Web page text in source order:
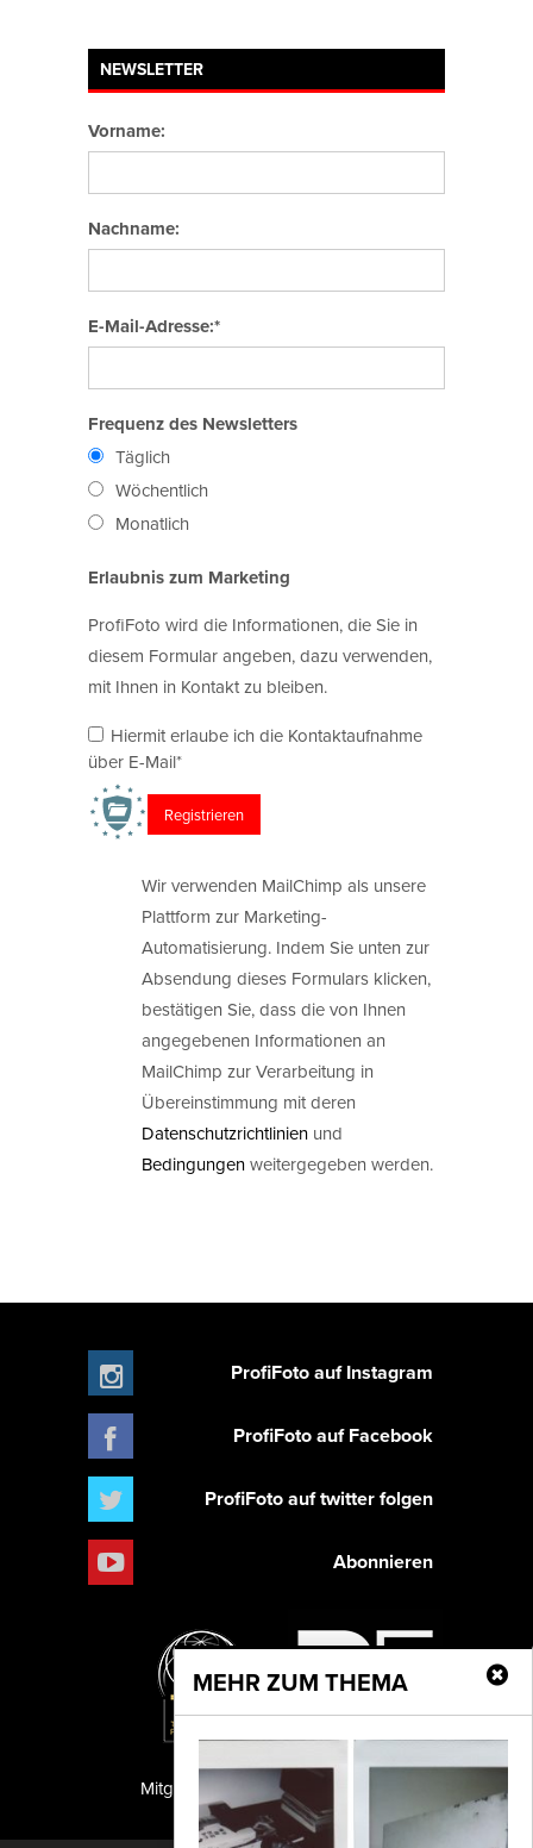
NEWSLETTER
Vorname:
Nachname:
E-Mail-Adresse:*
Frequenz des Newsletters
Täglich
Wöchentlich
Monatlich
Erlaubnis zum Marketing
ProfiFoto wird die Informationen, die Sie in
diesem Formular angeben, dazu verwenden,
mit Ihnen in Kontakt zu bleiben.
Hiermit erlaube ich die Kontaktaufnahme
über E-Mail*
Wir verwenden MailChimp als unsere
Plattform zur Marketing-
Automatisierung. Indem Sie unten zur
Absendung dieses Formulars klicken,
bestätigen Sie, dass die von Ihnen
angegebenen Informationen an
MailChimp zur Verarbeitung in
Übereinstimmung mit deren
Datenschutzrichtlinien und
Bedingungenweitergegeben werden.
MEHR ZUM THEMA
ProfiFoto auf Instagram
ProfiFoto auf Facebook
ProfiFoto auf twitter folgen
Abonnieren
PF Publishing GmbH
Mitglied der TIPA